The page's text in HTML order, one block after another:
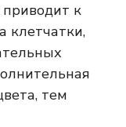
к
клетчатки,
тем